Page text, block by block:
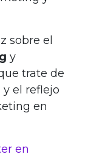
sobre el
y
trate de
el reflejo
en
en